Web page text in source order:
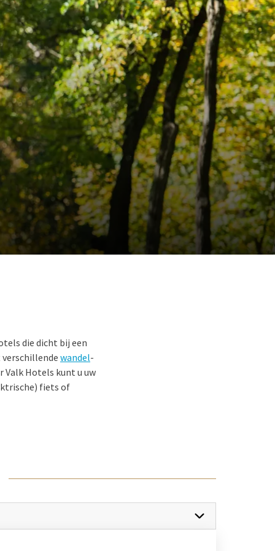
die dicht bij een
wandel-
Valk Hotels kunt u uw
fiets of